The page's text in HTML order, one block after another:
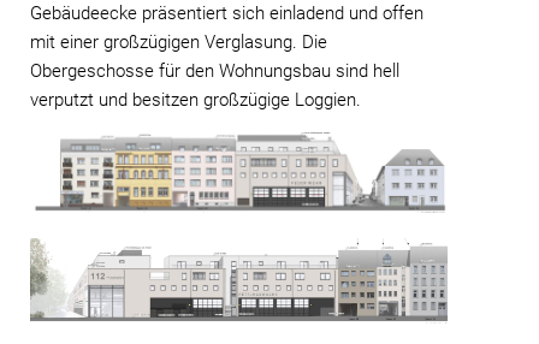
Gebäudeecke präsentiert sich einladend und offen
mit einer großzügigen Verglasung. Die
Obergeschosse für den Wohnungsbau sind hell
verputzt und besitzen großzügige Loggien.